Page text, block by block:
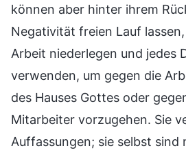
können aber hinter ihrem
Negativität freien Lauf
Arbeit niederlegen und jedes
verwenden, um gegen die
des Hauses Gottes oder
Mitarbeiter vorzugehen. Sie
Auffassungen; sie selbst sind